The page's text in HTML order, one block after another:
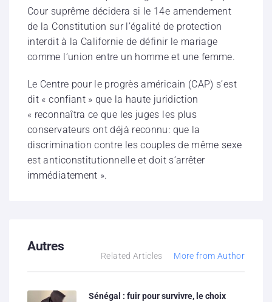
Cour suprême décidera si le 14e amendement
de la Constitution sur l’égalité de protection
interdit à la Californie de définir le mariage
comme l’union entre un homme et une femme.
Le Centre pour le progrès américain (CAP) s’est
dit « confiant » que la haute juridiction
« reconnaîtra ce que les juges les plus
conservateurs ont déjà reconnu: que la
discrimination contre les couples de même sexe
est anticonstitutionnelle et doit s’arrêter
immédiatement ».
Autres
Related Articles More from Author
Sénégal : fuir pour survivre, le choix